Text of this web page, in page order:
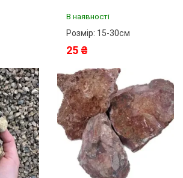
В наявності
Розмір: 15-30см
25 ₴